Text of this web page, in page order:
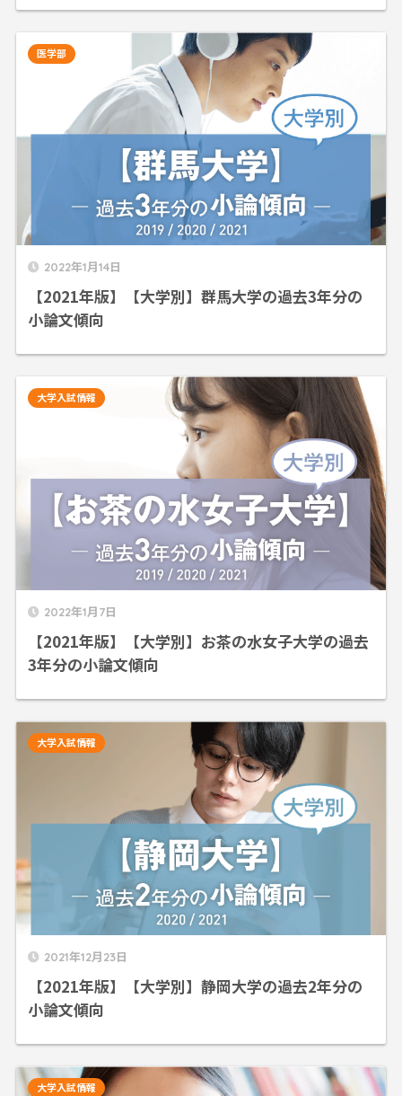
2022年1月14日
【2021年版】【大学別】群馬大学の過去3年分の
小論文傾向
医学部
2022年1月7日
【2021年版】【大学別】お茶の水女子大学の過去
3年分の小論文傾向
大学入試情報
2021年12月23日
【2021年版】【大学別】静岡大学の過去2年分の
小論文傾向
大学入試情報
大学入試情報